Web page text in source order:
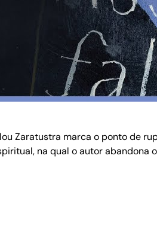
Zaratustra marca o ponto de
na qual o autor